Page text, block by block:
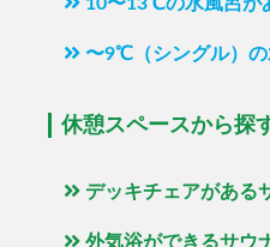
10〜13℃の水風呂が
〜9℃（シングル）
休憩スペースから探
デッキチェアがある
外気浴ができるサウ